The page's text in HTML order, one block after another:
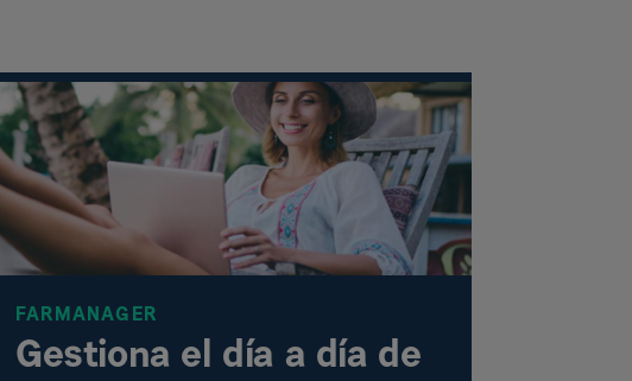
FARMANAGER
Gestiona el día a día de